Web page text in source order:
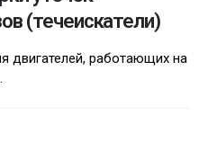
(течеискатели)
двигателей, работающих на